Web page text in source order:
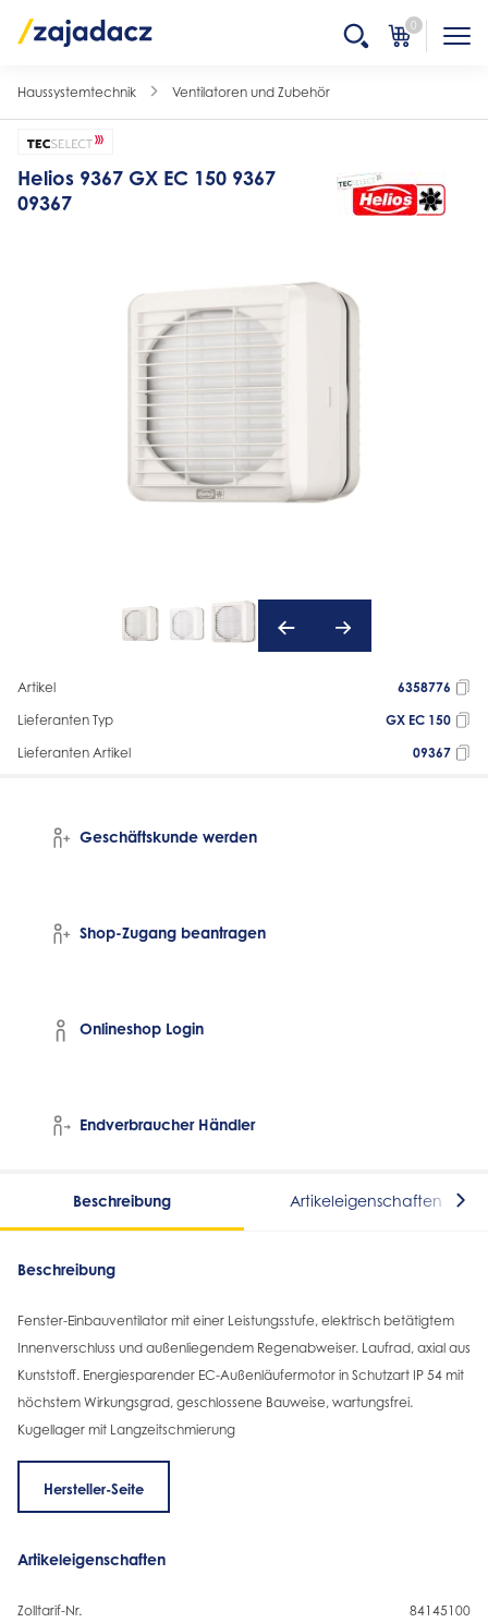
0
Haussystemtechnik Ventilatoren und Zubehör
Helios 9367 GX EC 150 9367
09367
Artikel
6358776
Lieferanten Typ
GX EC 150
Lieferanten Artikel
09367
Beschreibung Artikeleigenschaften
Beschreibung
Fenster-Einbauventilator mit einer Leistungsstufe, elektrisch betätigtem
Innenverschluss und außenliegendem Regenabweiser. Laufrad, axial aus
Kunststoff. Energiesparender EC-Außenläufermotor in Schutzart IP 54 mit
höchstem Wirkungsgrad, geschlossene Bauweise, wartungsfrei.
Kugellager mit Langzeitschmierung
Hersteller-Seite
Artikeleigenschaften
Zolltarif-Nr.
84145100
Geschäftskunde werden
Shop-Zugang beantragen
Onlineshop Login
Endverbraucher Händler